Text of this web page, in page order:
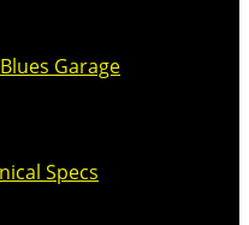
Garage
Specs